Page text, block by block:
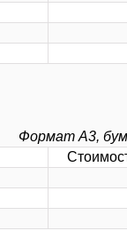
Формат А3,